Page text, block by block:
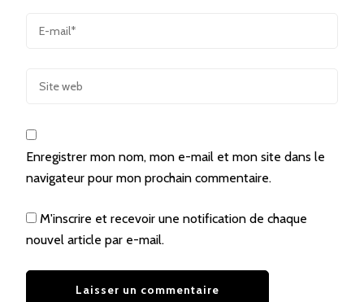
Enregistrer mon nom, mon e-mail et mon site dans le
navigateur pour mon prochain commentaire.
M'inscrire et recevoir une notification de chaque
nouvel article par e-mail.